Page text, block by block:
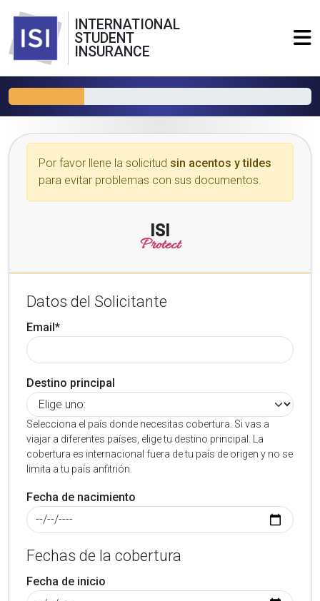
INTERNATIONAL
STUDENT
INSURANCE
Por favor llene la solicitud sin acentos y tildes
para evitar problemas con sus documentos.
ISI
Protect
Datos del Solicitante
Email*
Destino principal
Selecciona el país donde necesitas cobertura. Si vas a
viajar a diferentes países, elige tu destino principal. La
cobertura es internacional fuera de tu país de origen y no se
limita a tu país anfitrión.
Fecha de nacimiento
Fechas de la cobertura
Fecha de inicio